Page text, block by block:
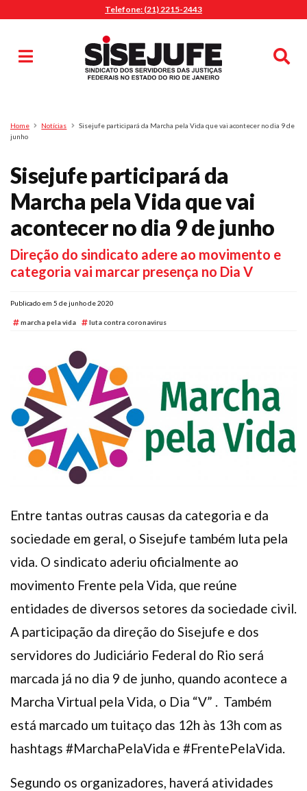
Telefone: (21) 2215-2443
Pesquisa
Home Notícias
Sisejufe participará da Marcha pela Vida que vai acontecer no dia 9 de
junho
Sisejufe participará da
Marcha pela Vida que vai
acontecer no dia 9 de junho
Direção do sindicato adere ao movimento e
categoria vai marcar presença no Dia V
Publicado em 5 de junho de 2020
marcha pela vida luta contra coronavirus
Entre tantas outras causas da categoria e da
sociedade em geral, o Sisejufe também luta pela
vida. O sindicato aderiu oficialmente ao
movimento Frente pela Vida, que reúne
entidades de diversos setores da sociedade civil.
A participação da direção do Sisejufe e dos
servidores do Judiciário Federal do Rio será
marcada já no dia 9 de junho, quando acontece a
Marcha Virtual pela Vida, o Dia “V” . Também
está marcado um tuitaço das 12h às 13h com as
hashtags #MarchaPelaVida e #FrentePelaVida.
Segundo os organizadores, haverá atividades
MENU
Sindicalize-se
Jurídico
O Sindicato
Agenda
Casa do Alto
Nossos Convênios
Gympass Wellhub
Seguro Auto
Plano de Saúde
Pós-graduação
FacebookInstagramTwitter Youtube TikTok Whatsapp